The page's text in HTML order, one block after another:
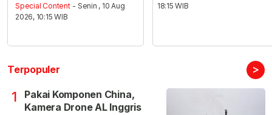
Special Content - Senin , 10 Aug
2026, 10:15 WIB
18:15 WIB
Terpopuler >
1
Pakai Komponen China,
Kamera Drone AL Inggris